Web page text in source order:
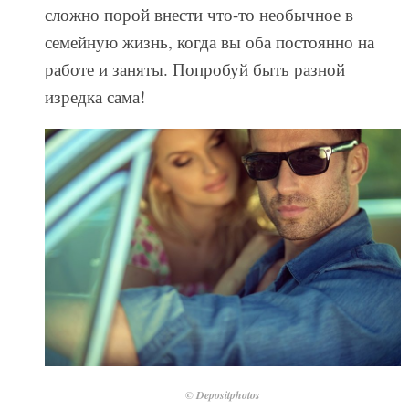
сложно порой внести что-то необычное в
семейную жизнь, когда вы оба постоянно на
работе и заняты. Попробуй быть разной
изредка сама!
© Depositphotos